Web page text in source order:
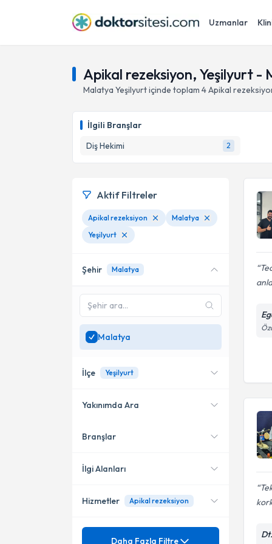
Uzmanlar
Apikal rezeksiyon, Yeşilyurt -
Malatya Yeşilyurtiçinde toplam 4Apikal
İlgili Branşlar
Diş Hekimi
2
Aktif Filtreler
Apikal rezeksiyon
Malatya
Yeşilyurt
Şehir Malatya
Malatya
İlçe Yeşilyurt
Yeşilyurt
Yakınımda Ara
Konumuma yakın uzmanları
Branşlar
Diş Hekimi
İlgi Alanları
20 Lik Diş Çekimi
Hizmetler Apikal rezeksiyon
Mezuniyet
Daha Fazla Filtre